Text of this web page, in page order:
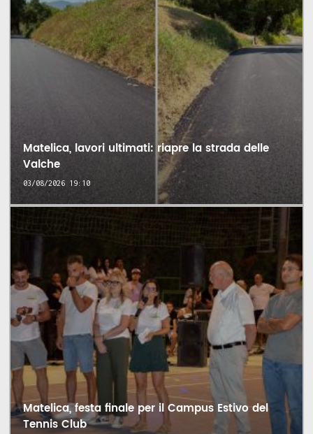
Matelica, lavori ultimati: riapre la strada delle
Valche
03/08/2026 19:10
Matelica, festa finale per il Campus Estivo del
Tennis Club